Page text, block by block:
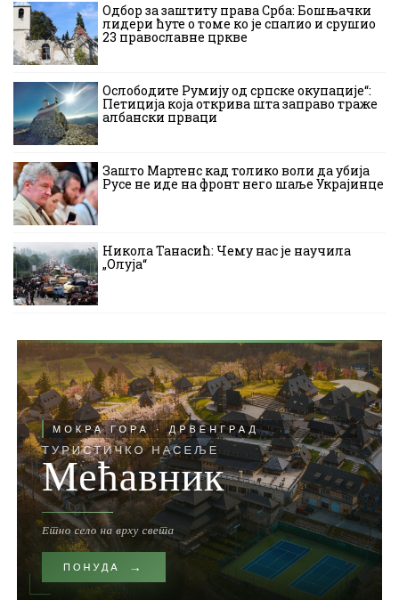
Одбор за заштиту права Срба: Бошњачки
лидери ћуте о томе ко је спалио и срушио
23 православне цркве
Ослободите Румију од српске окупације“:
Петиција која открива шта заправо траже
албански прваци
Зашто Мартенс кад толико воли да убија
Русе не иде на фронт него шаље Украјинце
Никола Танасић: Чему нас је научила
„Олуја“